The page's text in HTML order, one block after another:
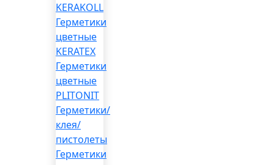
KERAKOLL
Герметики
цветные
KERATEX
Герметики
цветные
PLITONIT
Герметики/
клея/
пистолеты
Герметики